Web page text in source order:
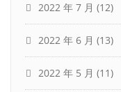
2022 年 7 月 (12)
2022 年 6 月 (13)
2022 年 5 月 (11)